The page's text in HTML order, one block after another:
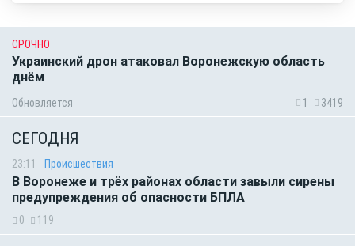
СРОЧНО
Украинский дрон атаковал Воронежскую область
днём
Обновляется 1 3419
СЕГОДНЯ
23:11 Происшествия
В Воронеже и трёх районах области завыли сирены
предупреждения об опасности БПЛА
0 119